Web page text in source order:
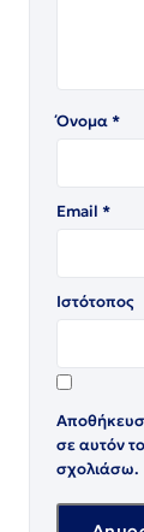
Όνομα*
Email *
Ιστότοπος
σε αυτόν
σχολιάσω.